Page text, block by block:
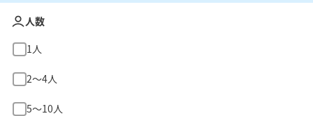
人数
1人
2〜4人
5〜10人